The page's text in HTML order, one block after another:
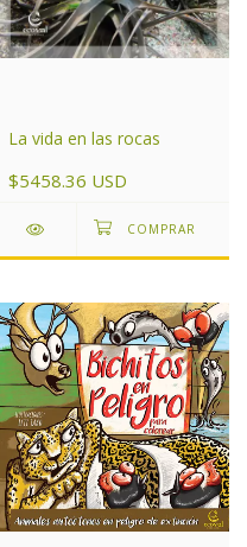
La vida en las rocas
$5458.36 USD